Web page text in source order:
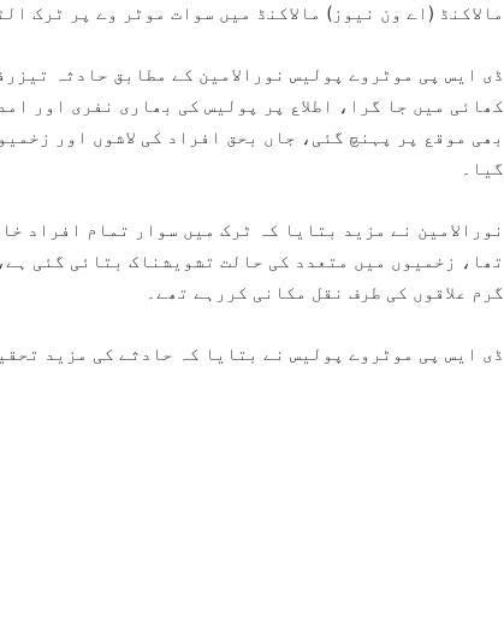
مالاکنڈ (اے ون نیوز) مالاکنڈ میں سوات موٹر وے پر ٹرک الٹنے سے 15 افراد جاں بحق جبکہ 8
ڈی ایس پی موٹروے پولیس نورالامین کے مطابق حادثہ
کھائی میں جا گرا، اطلاع پر پولیس کی بھاری نفری اور
بھی موقع پر پہنچ گئی، جاں بحق افراد کی لاشوں اور
گیا۔
نورالامین نے مزید بتایا کہ ٹرک میں سوار تمام افراد
تھا، زخمیوں میں متعدد کی حالت تشویشناک بتائی گئی
گرم علاقوں کی طرف نقل مکانی کررہے تھے۔
ڈی ایس پی موٹروے پولیس نے بتایا کہ حادثے کی مزید